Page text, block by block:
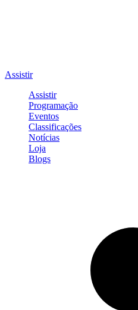
Assistir
Assistir
Programação
Eventos
Classificações
Notícias
Loja
Blogs